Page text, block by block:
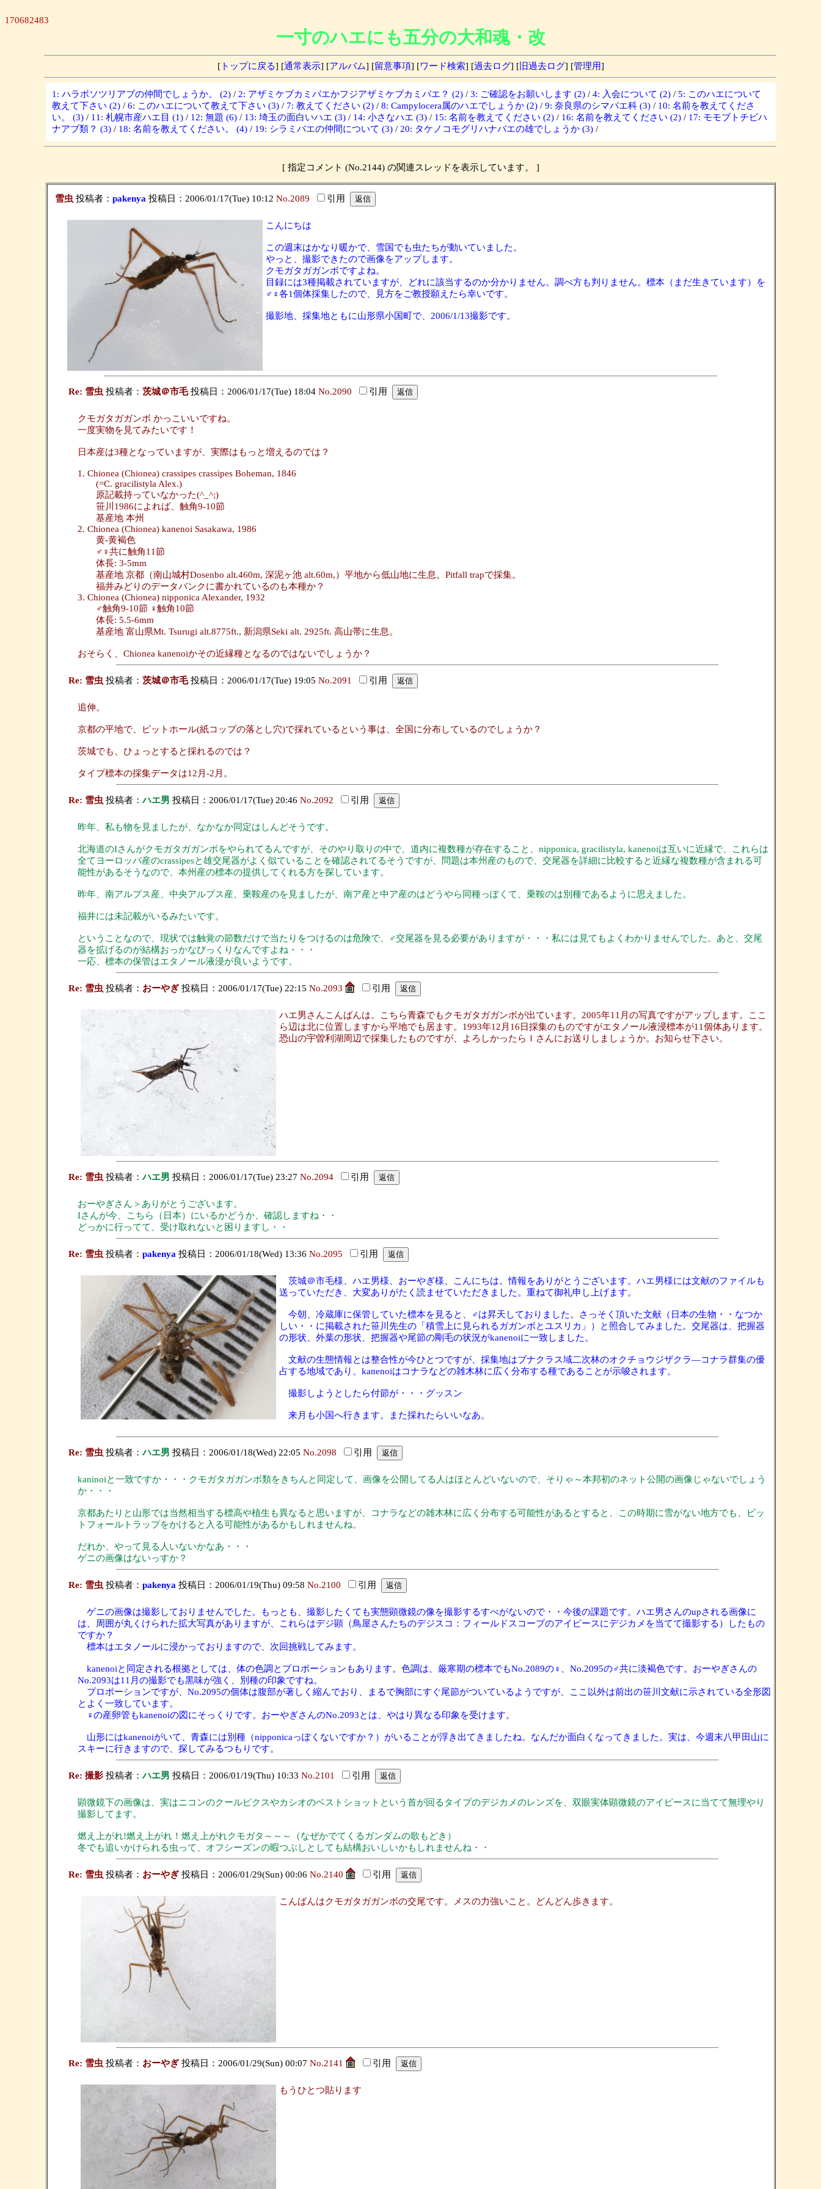
170682483
一寸のハエにも五分の大和魂・改
[トップに戻る] [通常表示] [アルバム] [留意事項] [ワード検索] [過去ログ] [旧過去ログ] [管理用]
1: ハラボソツリアブの仲間でしょうか。 (2) / 2: アザミケブカミバエかフジアザミケブカミバエ？ (2) / 3: ご確認をお願いします (2) / 4: 入会について (2) / 5: このハエについて
教えて下さい (2) / 6: このハエについて教えて下さい (3) / 7: 教えてください (2) / 8: Campylocera属のハエでしょうか (2) / 9: 奈良県のシマバエ科 (3) / 10: 名前を教えてくださ
い。 (3) / 11: 札幌市産ハエ目 (1) / 12: 無題 (6) / 13: 埼玉の面白いハエ (3) / 14: 小さなハエ (3) / 15: 名前を教えてください (2) / 16: 名前を教えてください (2) / 17: モモブトチビハ
ナアブ類？ (3) / 18: 名前を教えてください。 (4) / 19: シラミバエの仲間について (3) / 20: タケノコモグリハナバエの雄でしょうか (3) /
[ 指定コメント (No.2144) の関連スレッドを表示しています。 ]
雪虫 投稿者： pakenya 投稿日：2006/01/17(Tue) 10:12 No.2089 引用
こんにちは
この週末はかなり暖かで、雪国でも虫たちが動いていました。
やっと、撮影できたので画像をアップします。
クモガタガガンボですよね。
目録には3種掲載されていますが、どれに該当するのか分かりません。調べ方も判りません。標本（まだ生きています）を
♂♀各1個体採集したので、見方をご教授願えたら幸いです。
撮影地、採集地ともに山形県小国町で、2006/1/13撮影です。
Re: 雪虫 投稿者： 茨城＠市毛投稿日：2006/01/17(Tue) 18:04 No.2090 引用
クモガタガガンボ かっこいいですね。
一度実物を見てみたいです！
日本産は3種となっていますが、実際はもっと増えるのでは？
1. Chionea (Chionea) crassipes crassipes Boheman, 1846
(=C. gracilistyla Alex.)
原記載持っていなかった(^_^;)
笹川1986によれば、触角9-10節
基産地 本州
2. Chionea (Chionea) kanenoi Sasakawa, 1986
黄-黄褐色
♂♀共に触角11節
体長: 3-5mm
基産地 京都（南山城村Dosenbo alt.460m, 深泥ヶ池 alt.60m,）平地から低山地に生息。Pitfall trapで採集。
福井みどりのデータバンクに書かれているのも本種か？
3. Chionea (Chionea) nipponica Alexander, 1932
♂触角9-10節 ♀触角10節
体長: 5.5-6mm
基産地 富山県Mt. Tsurugi alt.8775ft., 新潟県Seki alt. 2925ft. 高山帯に生息。
おそらく、Chionea kanenoiかその近縁種となるのではないでしょうか？
Re: 雪虫 投稿者： 茨城＠市毛投稿日：2006/01/17(Tue) 19:05 No.2091 引用
追伸。
京都の平地で、ピットホール(紙コップの落とし穴)で採れているという事は、全国に分布しているのでしょうか？
茨城でも、ひょっとすると採れるのでは？
タイプ標本の採集データは12月-2月。
Re: 雪虫 投稿者：ハエ男 投稿日：2006/01/17(Tue) 20:46 No.2092 引用
昨年、私も物を見ましたが、なかなか同定はしんどそうです。
北海道のIさんがクモガタガガンボをやられてるんですが、そのやり取りの中で、道内に複数種が存在すること、nipponica, gracilistyla, kanenoiは互いに近縁で、これらは
全てヨーロッパ産のcrassipesと雄交尾器がよく似ていることを確認されてるそうですが、問題は本州産のもので、交尾器を詳細に比較すると近縁な複数種が含まれる可
能性があるそうなので、本州産の標本の提供してくれる方を探しています。
昨年、南アルプス産、中央アルプス産、乗鞍産のを見ましたが、南ア産と中ア産のはどうやら同種っぽくて、乗鞍のは別種であるように思えました。
福井には未記載がいるみたいです。
ということなので、現状では触覚の節数だけで当たりをつけるのは危険で、♂交尾器を見る必要がありますが・・・私には見てもよくわかりませんでした。あと、交尾
器を拡げるのが結構おっかなびっくりなんですよね・・・
一応、標本の保管はエタノール液浸が良いようです。
Re: 雪虫 投稿者： おーやぎ 投稿日：2006/01/17(Tue) 22:15 No.2093 引用
ハエ男さんこんばんは。こちら青森でもクモガタガガンボが出ています。2005年11月の写真ですがアップします。ここ
ら辺は北に位置しますから平地でも居ます。1993年12月16日採集のものですがエタノール液浸標本が11個体あります。
恐山の宇曽利湖周辺で採集したものですが、よろしかったらＩさんにお送りしましょうか。お知らせ下さい。
Re: 雪虫 投稿者：ハエ男 投稿日：2006/01/17(Tue) 23:27 No.2094 引用
おーやぎさん＞ありがとうございます。
Iさんが今、こちら（日本）にいるかどうか、確認しますね・・
どっかに行ってて、受け取れないと困りますし・・
Re: 雪虫 投稿者： pakenya 投稿日：2006/01/18(Wed) 13:36 No.2095 引用
茨城＠市毛様、ハエ男様、おーやぎ様、こんにちは。情報をありがとうございます。ハエ男様には文献のファイルも
送っていただき、大変ありがたく読ませていただきました。重ねて御礼申し上げます。
今朝、冷蔵庫に保管していた標本を見ると、♂は昇天しておりました。さっそく頂いた文献（日本の生物・・なつか
しい・・に掲載された笹川先生の「積雪上に見られるガガンボとユスリカ」）と照合してみました。交尾器は、把握器
の形状、外葉の形状、把握器や尾節の剛毛の状況がkanenoiに一致しました。
文献の生態情報とは整合性が今ひとつですが、採集地はブナクラス域二次林のオクチョウジザクラ―コナラ群集の優
占する地域であり、kanenoiはコナラなどの雑木林に広く分布する種であることが示唆されます。
撮影しようとしたら付節が・・・グッスン
来月も小国へ行きます。また採れたらいいなあ。
Re: 雪虫 投稿者：ハエ男 投稿日：2006/01/18(Wed) 22:05 No.2098 引用
kaninoiと一致ですか・・・クモガタガガンボ類をきちんと同定して、画像を公開してる人はほとんどいないので、そりゃ～本邦初のネット公開の画像じゃないでしょう
か・・・
京都あたりと山形では当然相当する標高や植生も異なると思いますが、コナラなどの雑木林に広く分布する可能性があるとすると、この時期に雪がない地方でも、ピッ
トフォールトラップをかけると入る可能性があるかもしれませんね。
だれか、やって見る人いないかなあ・・・
ゲニの画像はないっすか？
Re: 雪虫 投稿者： pakenya 投稿日：2006/01/19(Thu) 09:58 No.2100 引用
ゲニの画像は撮影しておりませんでした。もっとも、撮影したくても実態顕微鏡の像を撮影するすべがないので・・今後の課題です。ハエ男さんのupされる画像に
は、周囲が丸くけられた拡大写真がありますが、これらはデジ顕（鳥屋さんたちのデジスコ：フィールドスコープのアイピースにデジカメを当てて撮影する）したもの
ですか？
標本はエタノールに浸かっておりますので、次回挑戦してみます。
kanenoiと同定される根拠としては、体の色調とプロポーションもあります。色調は、厳寒期の標本でもNo.2089の♀、No.2095の♂共に淡褐色です。おーやぎさんの
No.2093は11月の撮影でも黒味が強く、別種の印象ですね。
プロポーションですが、No.2095の個体は腹部が著しく縮んでおり、まるで胸部にすぐ尾節がついているようですが、ここ以外は前出の笹川文献に示されている全形図
とよく一致しています。
♀の産卵管もkanenoiの図にそっくりです。おーやぎさんのNo.2093とは、やはり異なる印象を受けます。
山形にはkanenoiがいて、青森には別種（nipponicaっぽくないですか？）がいることが浮き出てきましたね。なんだか面白くなってきました。実は、今週末八甲田山に
スキーに行きますので、探してみるつもりです。
Re: 撮影投稿者：ハエ男 投稿日：2006/01/19(Thu) 10:33 No.2101 引用
顕微鏡下の画像は、実はニコンのクールピクスやカシオのベストショットという首が回るタイプのデジカメのレンズを、双眼実体顕微鏡のアイピースに当てて無理やり
撮影してます。
燃え上がれ!燃え上がれ！燃え上がれクモガタ～～～（なぜかでてくるガンダムの歌もどき）
冬でも追いかけられる虫って、オフシーズンの暇つぶしとしても結構おいしいかもしれませんね・・
Re: 雪虫 投稿者： おーやぎ 投稿日：2006/01/29(Sun) 00:06 No.2140 引用
こんばんはクモガタガガンボの交尾です。メスの力強いこと。どんどん歩きます。
Re: 雪虫 投稿者： おーやぎ 投稿日：2006/01/29(Sun) 00:07 No.2141 引用
もうひとつ貼ります